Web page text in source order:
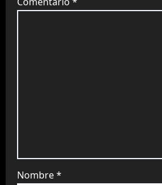
Nombre*